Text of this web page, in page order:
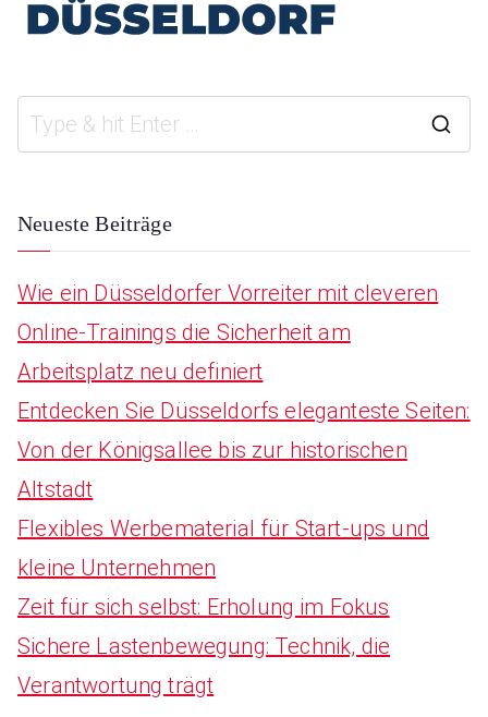
r
o
Neueste Beiträge
Wie ein Düsseldorfer Vorreiter mit cleveren
Online-Trainings die Sicherheit am
Arbeitsplatz neu definiert
Entdecken Sie Düsseldorfs eleganteste Seiten:
Von der Königsallee bis zur historischen
Altstadt
Flexibles Werbematerial für Start-ups und
kleine Unternehmen
Zeit für sich selbst: Erholung im Fokus
Sichere Lastenbewegung: Technik, die
Verantwortung trägt